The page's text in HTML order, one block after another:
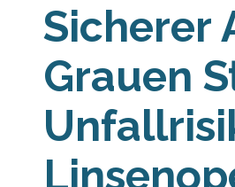
Sicherer
Grauen